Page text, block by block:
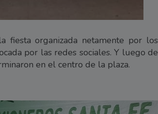
fiesta organizada netamente por los
por las redes sociales. Y luego de
en el centro de la plaza.